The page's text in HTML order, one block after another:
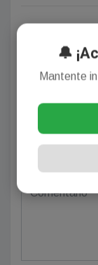
(Su email no
🔔
Mantente